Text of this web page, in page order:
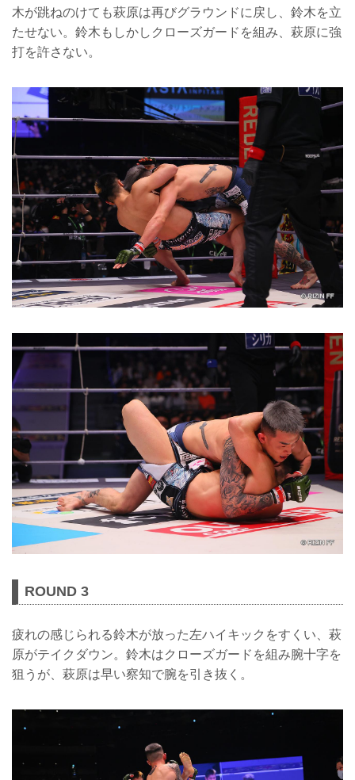
木が跳ねのけても萩原は再びグラウンドに戻し、鈴木を立
たせない。鈴木もしかしクローズガードを組み、萩原に強
打を許さない。
ROUND 3
疲れの感じられる鈴木が放った左ハイキックをすくい、萩
原がテイクダウン。鈴木はクローズガードを組み腕十字を
狙うが、萩原は早い察知で腕を引き抜く。